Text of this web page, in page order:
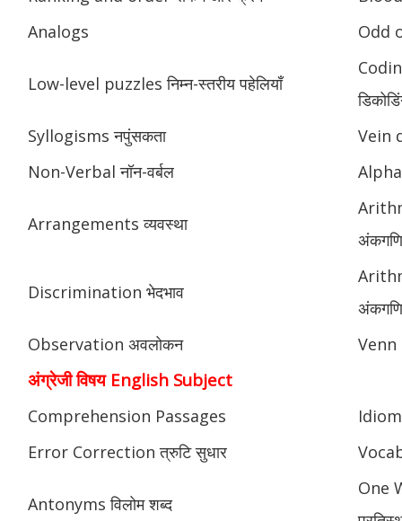
Analogs
Odd
Low-level puzzles निम्न-स्तरीय पहेलियाँ
Syllogisms नपुंसकता
Vein
Non-Verbal नॉन-वर्बल
Arrangements व्यवस्था
Discrimination भेदभाव
Observation अवलोकन
अंग्रेजी विषय English Subject
Comprehension Passages
Error Correction त्रुटि सुधार
Antonyms विलोम शब्द
One